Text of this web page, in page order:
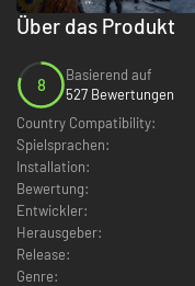
Über das Produkt
8
Basierend auf
527 Bewertungen
Country Compatibility:
Spielsprachen:
Installation:
Bewertung:
Entwickler:
Herausgeber:
Release:
Genre: